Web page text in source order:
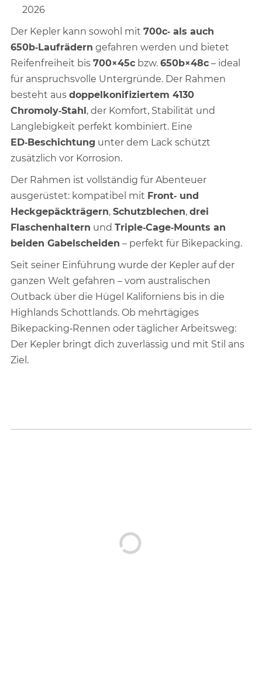
2026
Der Kepler kann sowohl mit700c‑ als auch
650b‑Laufrädern gefahren werden und bietet
Reifenfreiheit bis700×45c bzw.650b×48c – ideal
für anspruchsvolle Untergründe. Der Rahmen
besteht ausdoppelkonifiziertem 4130
Chromoly‑Stahl, der Komfort, Stabilität und
Langlebigkeit perfekt kombiniert. Eine
ED‑Beschichtung unter dem Lack schützt
zusätzlich vor Korrosion.
Der Rahmen ist vollständig für Abenteuer
ausgerüstet: kompatibel mit Front‑ und
Heckgepäckträgern,Schutzblechen,drei
Flaschenhaltern undTriple‑Cage‑Mounts an
beiden Gabelscheiden – perfekt für Bikepacking.
Seit seiner Einführung wurde der Kepler auf der
ganzen Welt gefahren – vom australischen
Outback über die Hügel Kaliforniens bis in die
Highlands Schottlands. Ob mehrtägiges
Bikepacking‑Rennen oder täglicher Arbeitsweg:
Der Kepler bringt dich zuverlässig und mit Stil ans
Ziel.